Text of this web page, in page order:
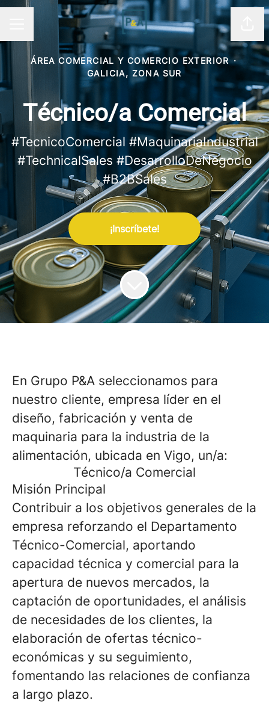
MENÚ DE EMPLEO
ÁREA COMERCIAL Y COMERCIO EXTERIOR ·
GALICIA, ZONA SUR
Técnico/a Comercial
#TecnicoComercial #MaquinariaIndustrial
#TechnicalSales #DesarrolloDeNegocio
#B2BSales
¡Inscríbete!
En Grupo P&A seleccionamos para
nuestro cliente, empresa líder en el
diseño, fabricación y venta de
maquinaria para la industria de la
alimentación, ubicada en Vigo, un/a:
Técnico/a Comercial
Misión Principal
Contribuir a los objetivos generales de la
empresa reforzando el Departamento
Técnico-Comercial, aportando
capacidad técnica y comercial para la
apertura de nuevos mercados, la
captación de oportunidades, el análisis
de necesidades de los clientes, la
elaboración de ofertas técnico-
económicas y su seguimiento,
fomentando las relaciones de confianza
a largo plazo.